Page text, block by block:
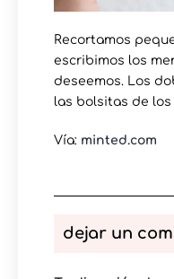
Recortamos
escribimos los
deseemos. Los
las bolsitas de los
Vía: minted.com
dejar un